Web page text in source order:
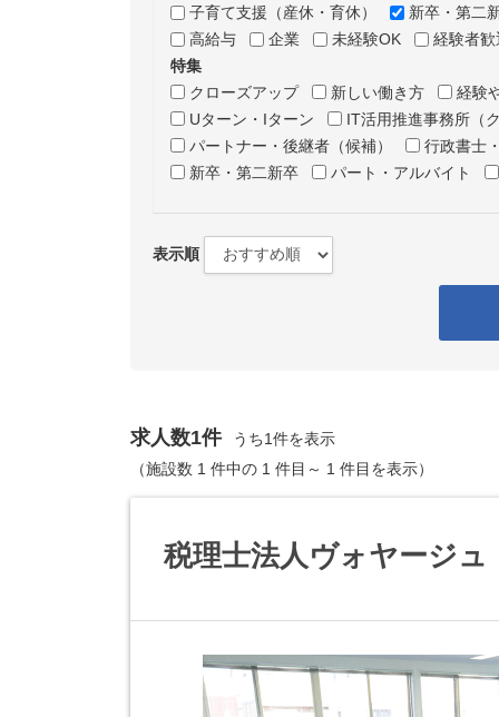
子育て支援（産休・育休）
新卒・第二
高給与
企業 未経験OK
経験者歓
特集
クローズアップ
新しい働き方
経験
Uターン・Iターン
IT活用推進事務所（
パートナー・後継者（候補）
行政書士
新卒・第二新卒
パート・アルバイト
表示順
求人数1件
うち1件を表示
（施設数 1 件中の 1 件目～ 1 件目を表示）
税理士法人ヴォヤージュ